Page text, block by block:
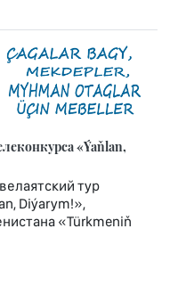
«Ýaňlan,
тур
Diýarym!»,
«Türkmeniň